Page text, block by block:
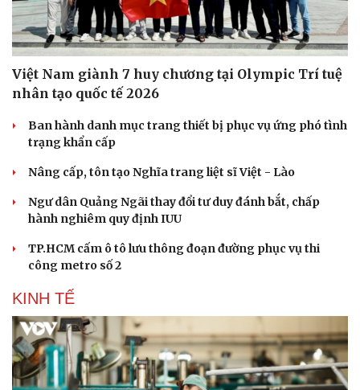
Việt Nam giành 7 huy chương tại Olympic Trí tuệ
nhân tạo quốc tế 2026
Ban hành danh mục trang thiết bị phục vụ ứng phó tình
trạng khẩn cấp
Nâng cấp, tôn tạo Nghĩa trang liệt sĩ Việt - Lào
Ngư dân Quảng Ngãi thay đổi tư duy đánh bắt, chấp
hành nghiêm quy định IUU
TP.HCM cấm ô tô lưu thông đoạn đường phục vụ thi
công metro số 2
KINH TẾ